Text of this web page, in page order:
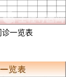
一览表